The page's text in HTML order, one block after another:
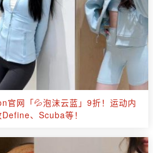
官网「💦泡沫云蓝」9折！运动内
、Scuba等！